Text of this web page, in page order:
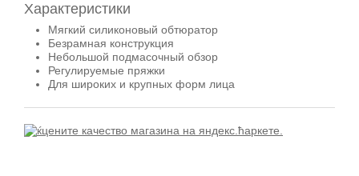
Характеристики
Мягкий силиконовый обтюратор
Безрамная конструкция
Небольшой подмасочный обзор
Регулируемые пряжки
Для широких и крупных форм лица